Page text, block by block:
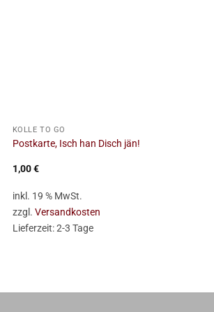
KÖLLE TO GO
Postkarte, Isch han Disch jän!
1,00€
inkl. 19 % MwSt.
zzgl. Versandkosten
Lieferzeit:2-3 Tage